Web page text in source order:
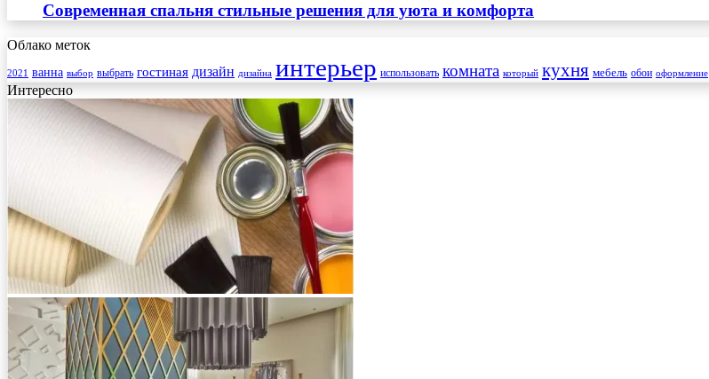
Современная спальня стильные решения для уюта и комфорта
Облако меток
2021 ванна выбор выбрать гостиная дизайн дизайна интерьер использовать комната который кухня мебель обои оформление
Интересно